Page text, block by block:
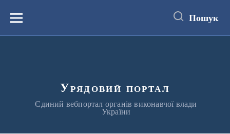
вмістуМеню Пошук
Урядовий портал
Єдиний вебпортал органів виконавчої влади
України